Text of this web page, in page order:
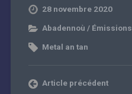
28 novembre 2020
Abadennoù / Émissions
Metal an tan
Article précédent